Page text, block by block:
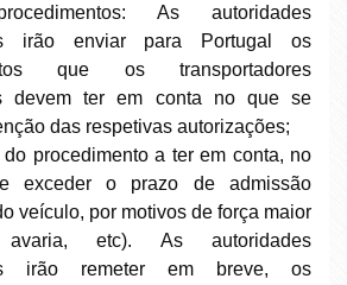
procedimentos: As autoridades
irão enviar para Portugal os
que os transportadores
devem ter em conta no que se
das respetivas autorizações;
procedimento a ter em conta, no
exceder o prazo de admissão
veículo, por motivos de força maior
avaria, etc). As autoridades
irão remeter em breve, os